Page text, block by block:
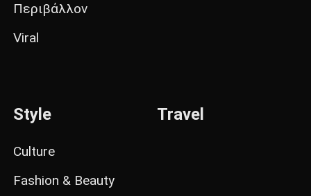
Περιβάλλον
Viral
Style
Culture
Fashion & Beauty
Travel